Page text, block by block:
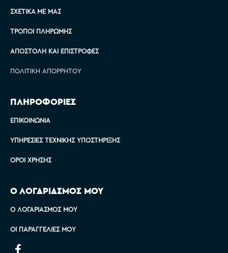
ΣΧΕΤΙΚΆ ΜΕ ΜΑΣ
ΤΡΌΠΟΙ ΠΛΗΡΩΜΉΣ
ΑΠΟΣΤΟΛΉ ΚΑΙ ΕΠΙΣΤΡΟΦΈΣ
ΠΟΛΙΤΙΚΉ ΑΠΟΡΡΉΤΟΥ
ΠΛΗΡΟΦΟΡΙΕΣ
ΕΠΙΚΟΙΝΩΝΊΑ
ΥΠΗΡΕΣΊΕΣ ΤΕΧΝΙΚΉΣ ΥΠΟΣΤΉΡΙΞΗΣ
ΌΡΟΙ ΧΡΉΣΗΣ
Ο ΛΟΓΑΡΙΑΣΜΟΣ ΜΟΥ
Ο ΛΟΓΑΡΙΑΣΜΌΣ ΜΟΥ
ΟΙ ΠΑΡΑΓΓΕΛΊΕΣ ΜΟΥ